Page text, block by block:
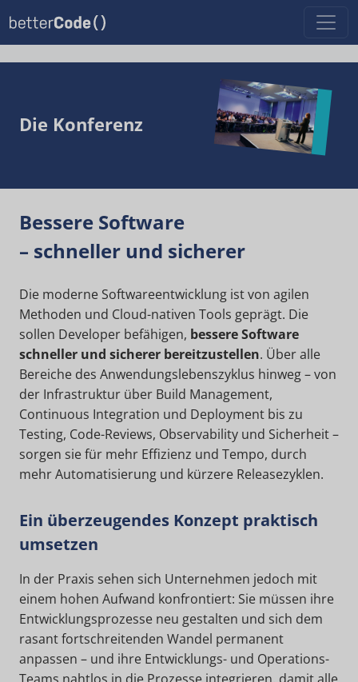
Die Konferenz
Bessere Software
– schneller und sicherer
Die moderne Softwareentwicklung ist von agilen
Methoden und Cloud-nativen Tools geprägt. Die
sollen Developer befähigen, bessere Software
schneller und sicherer bereitzustellen. Über alle
Bereiche des Anwendungslebenszyklus hinweg – von
der Infrastruktur über Build Management,
Continuous Integration und Deployment bis zu
Testing, Code-Reviews, Observability und Sicherheit –
sorgen sie für mehr Effizienz und Tempo, durch
mehr Automatisierung und kürzere Releasezyklen.
Ein überzeugendes Konzept praktisch
umsetzen
In der Praxis sehen sich Unternehmen jedoch mit
einem hohen Aufwand konfrontiert: Sie müssen ihre
Entwicklungsprozesse neu gestalten und sich dem
rasant fortschreitenden Wandel permanent
anpassen – und ihre Entwicklungs- und Operations-